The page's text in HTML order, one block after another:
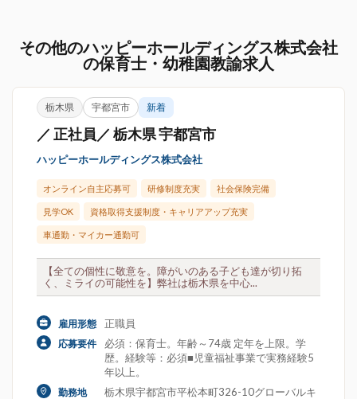
その他のハッピーホールディングス株式会社
の保育士・幼稚園教諭求人
栃木県 宇都宮市 新着
／ 正社員／ 栃木県 宇都宮市
ハッピーホールディングス株式会社
オンライン自主応募可 研修制度充実 社会保険完備
見学OK 資格取得支援制度・キャリアアップ充実
車通勤・マイカー通勤可
【全ての個性に敬意を。障がいのある子ども達が切り拓
く、ミライの可能性を】弊社は栃木県を中心...
雇用形態 正職員
応募要件
必須：保育士。年齢～74歳 定年を上限。学
歴。経験等：必須■児童福祉事業で実務経験5
年以上。
勤務地
栃木県宇都宮市平松本町326-10グローバルキ